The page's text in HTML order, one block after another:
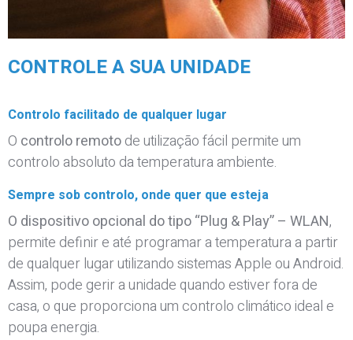
CONTROLE A SUA UNIDADE
Controlo facilitado de qualquer lugar
O controlo remotode utilização fácil permite um
controlo absoluto da temperatura ambiente.
Sempre sob controlo, onde quer que esteja
O dispositivo opcional do tipo “Plug & Play” – WLAN,
permite definir e até programar a temperatura a partir
de qualquer lugar utilizando sistemas Apple ou Android.
Assim, pode gerir a unidade quando estiver fora de
casa, o que proporciona um controlo climático ideal e
poupa energia.